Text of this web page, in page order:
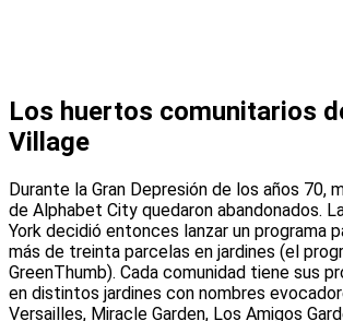
Los huertos comunitarios
Village
Durante la Gran Depresión de los años 70,
de Alphabet City quedaron abandonados.
York decidió entonces lanzar un programa
más de treinta parcelas en jardines (el
GreenThumb). Cada comunidad tiene sus
en distintos jardines con nombres
Versailles, Miracle Garden, Los Amigos